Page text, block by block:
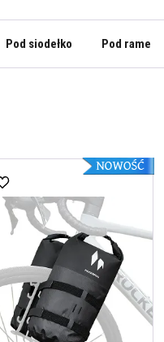
Pod siodełko Pod rame